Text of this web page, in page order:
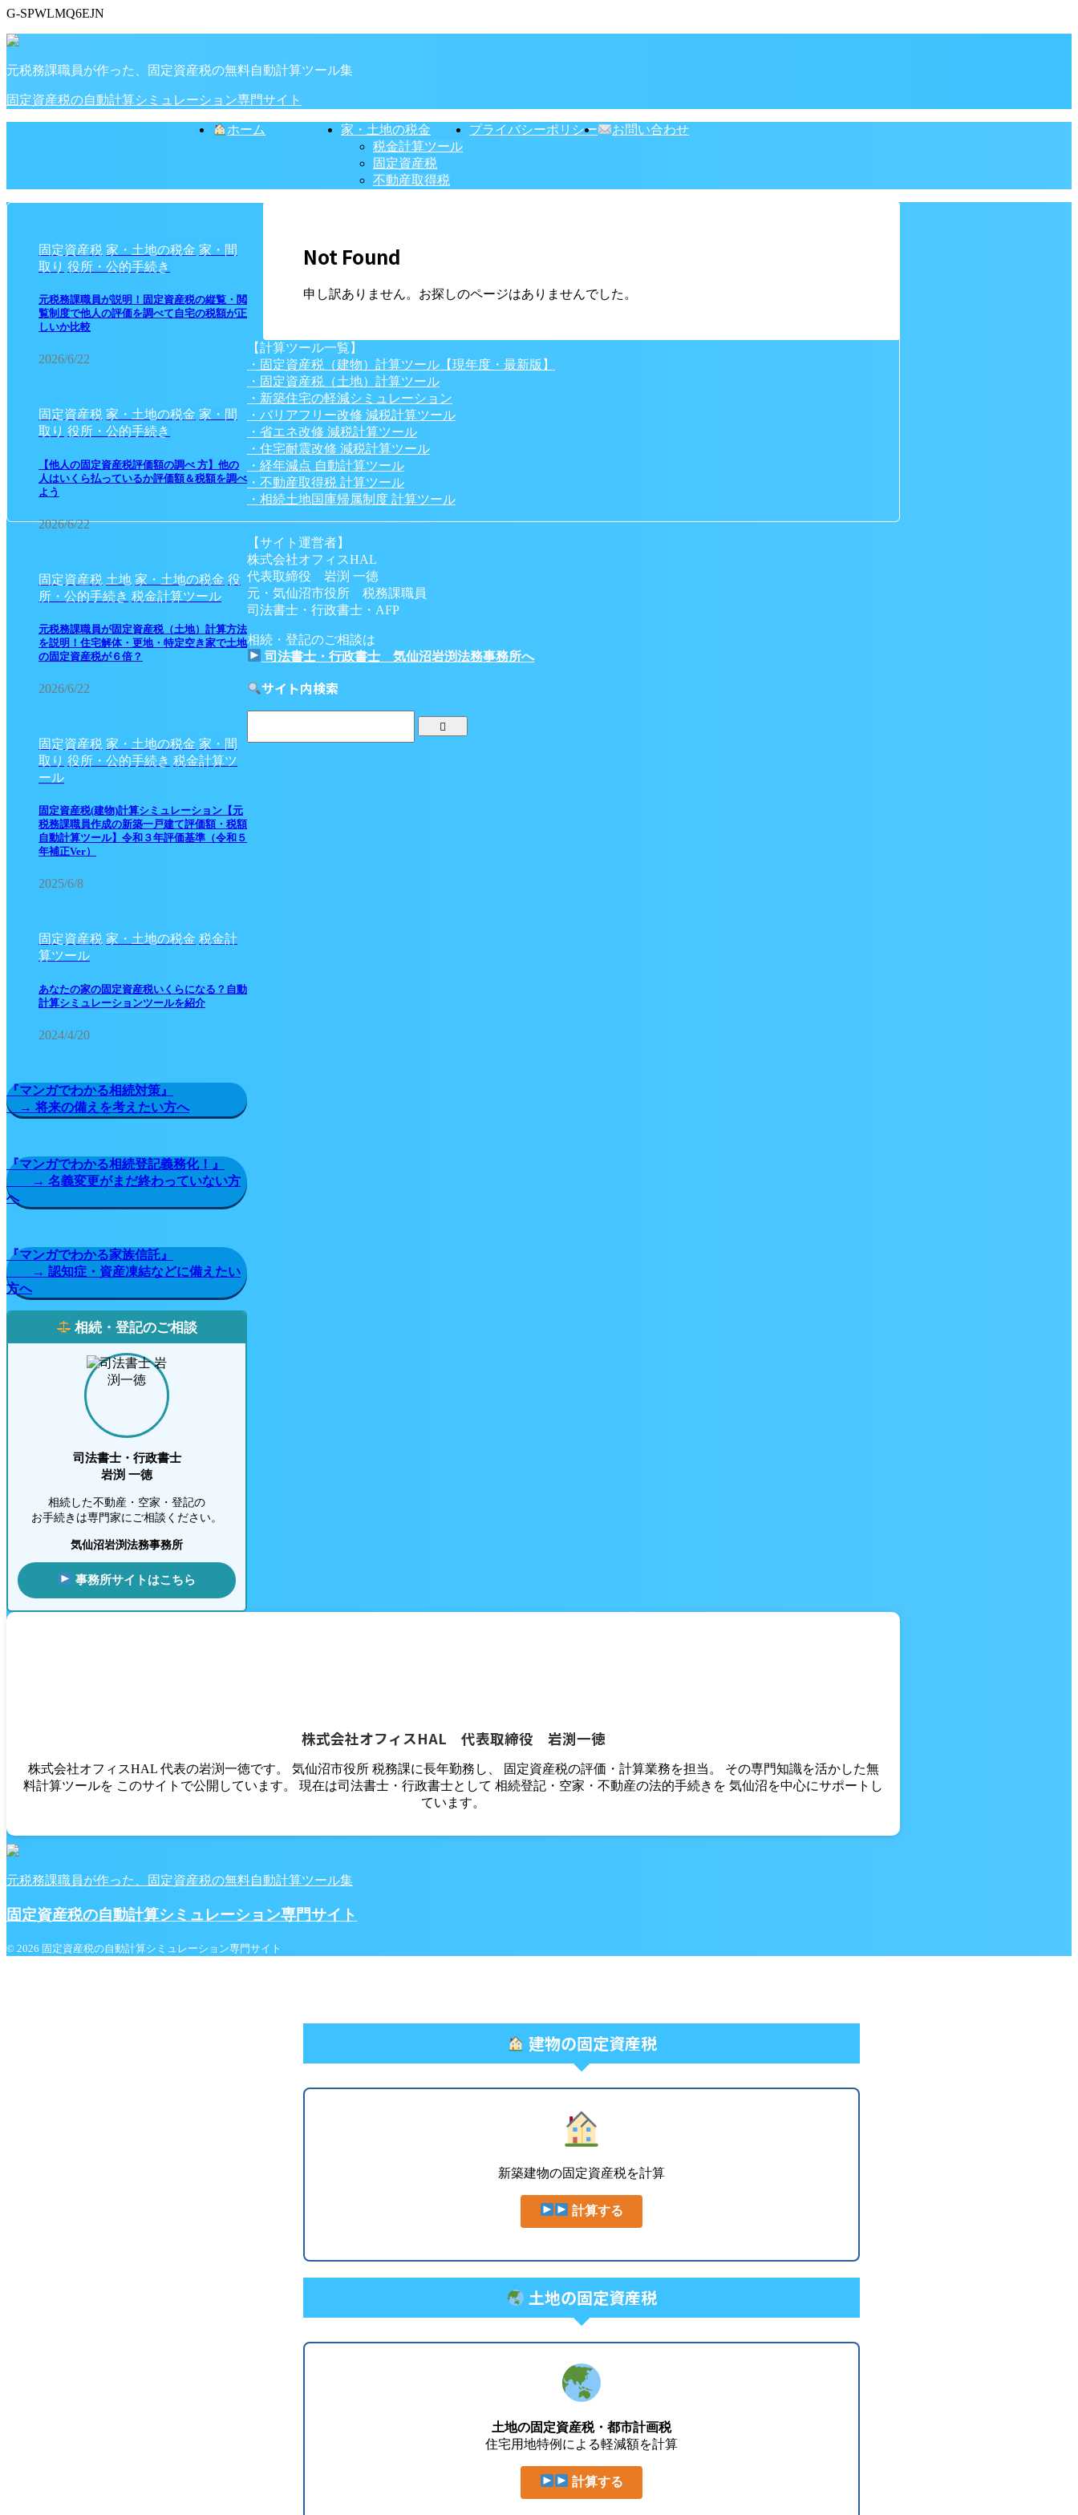
G-SPWLMQ6EJN
元税務課職員が作った、固定資産税の無料自動計算ツール集
固定資産税の自動計算シミュレーション専門サイト
ホーム
家・土地の税金
税金計算ツール
固定資産税
不動産取得税
プライバシーポリシー お問い合わせ
Not Found
申し訳ありません。お探しのページはありませんでした。
固定資産税 家・土地の税金 家・間
取り 役所・公的手続き
元税務課職員が説明！固定資産税の縦覧・閲
覧制度で他人の評価を調べて自宅の税額が正
しいか比較
2026/6/22
固定資産税 家・土地の税金 家・間
取り 役所・公的手続き
【他人の固定資産税評価額の調べ 方】他の
人はいくら払っているか評価額＆税額を調べ
よう
2026/6/22
固定資産税 土地 家・土地の税金 役
所・公的手続き 税金計算ツール
元税務課職員が固定資産税（土地）計算方法
を説明！住宅解体・更地・特定空き家で土地
の固定資産税が６倍？
2026/6/22
固定資産税 家・土地の税金 家・間
取り 役所・公的手続き 税金計算ツ
ール
固定資産税(建物)計算シミュレーション【元
税務課職員作成の新築一戸建て評価額・税額
自動計算ツール】令和３年評価基準（令和５
年補正Ver）
2025/6/8
固定資産税 家・土地の税金 税金計
算ツール
あなたの家の固定資産税いくらになる？自動
計算シミュレーションツールを紹介
2024/4/20
『マンガでわかる相続対策』
→ 将来の備えを考えたい方へ
『マンガでわかる相続登記義務化！』
→ 名義変更がまだ終わっていない方
へ
『マンガでわかる家族信託』
→ 認知症・資産凍結などに備えたい
方へ
相続・登記のご相談
司法書士・行政書士
岩渕 一徳
相続した不動産・空家・登記の
お手続きは専門家にご相談ください。
気仙沼岩渕法務事務所
事務所サイトはこちら
【計算ツール一覧】
・固定資産税（建物）計算ツール【現年度・最新版】
・固定資産税（土地）計算ツール
・新築住宅の軽減シミュレーション
・バリアフリー改修 減税計算ツール
・省エネ改修 減税計算ツール
・住宅耐震改修 減税計算ツール
・経年減点 自動計算ツール
・不動産取得税 計算ツール
・相続土地国庫帰属制度 計算ツール
【サイト運営者】
株式会社オフィスHAL
代表取締役 岩渕 一徳
元・気仙沼市役所 税務課職員
司法書士・行政書士・AFP
相続・登記のご相談は
司法書士・行政書士 気仙沼岩渕法務事務所へ
サイト内検索
株式会社オフィスHAL 代表取締役 岩渕一徳
株式会社オフィスHAL 代表の岩渕一徳です。 気仙沼市役所 税務課に長年勤務し、 固定資産税の評価・計算業務を担当。 その専門知識を活かした無
料計算ツールを このサイトで公開しています。 現在は司法書士・行政書士として 相続登記・空家・不動産の法的手続きを 気仙沼を中心にサポートし
ています。
元税務課職員が作った、固定資産税の無料自動計算ツール集
固定資産税の自動計算シミュレーション専門サイト
© 2026 固定資産税の自動計算シミュレーション専門サイト
建物の固定資産税
新築建物の固定資産税を計算
計算する
土地の固定資産税
土地の固定資産税・都市計画税
住宅用地特例による軽減額を計算
計算する